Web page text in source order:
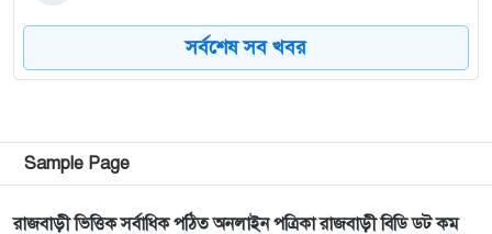
গোয়ালন্দের নবাগত ইউএনও সাইফুল হুদার যোগদান
৮
৯
গোয়ালন্দ প্রেসক্লাবের পক্ষ থেকে বিদায়ী ইউএনও সাথী
১০
সর্বশেষ সব খবর
Sample Page
রাজবাড়ী ভিত্তিক সর্বাধিক পঠিত অনলাইন পত্রিকা রাজবাড়ী বিডি ডট কম